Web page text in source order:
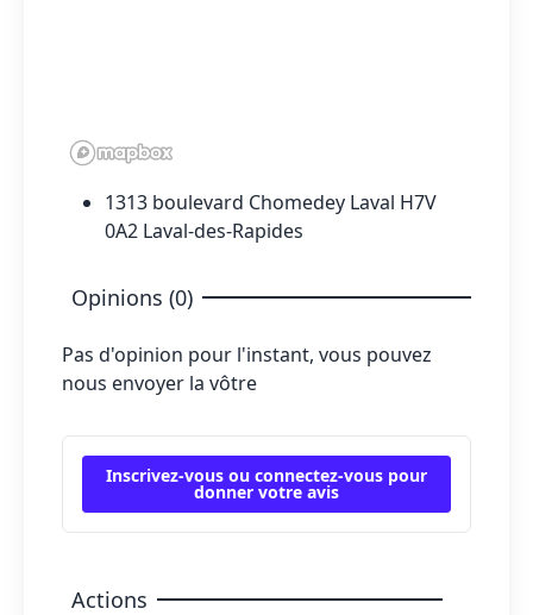
1313 boulevard Chomedey Laval H7V
0A2 Laval-des-Rapides
Opinions (0)
Pas d'opinion pour l'instant, vous pouvez
nous envoyer la vôtre
Inscrivez-vous ou connectez-vous pour
donner votre avis
Actions